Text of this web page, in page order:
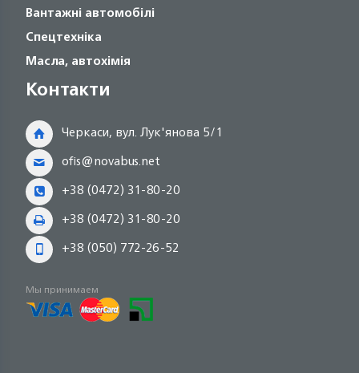
Вантажні автомобілі
Спецтехніка
Масла, автохімія
Контакти
Черкаси, вул. Лук'янова 5/1
ofis@novabus.net
+38 (0472) 31-80-20
+38 (0472) 31-80-20
+38 (050) 772-26-52
Мы принимаем